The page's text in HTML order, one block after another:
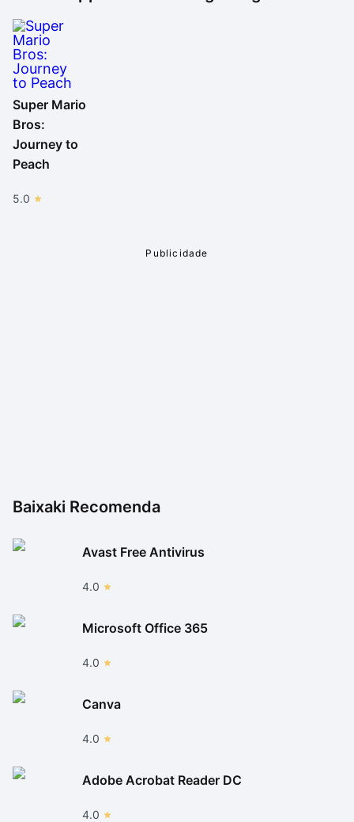
Super Mario
Bros:
Journey to
Peach
5.0
Baixaki Recomenda
Avast Free Antivirus
4.0
Microsoft Office 365
4.0
Canva
4.0
Adobe Acrobat Reader DC
4.0